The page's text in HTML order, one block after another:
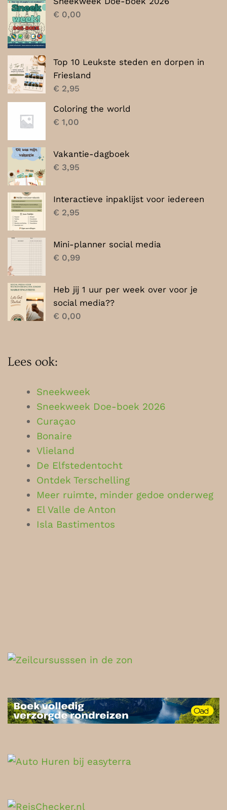
€ 7,00. € 5,00.
€ 0,00
Top 10 Leukste steden en dorpen in
Friesland
€ 2,95
Coloring the world
€ 1,00
Vakantie-dagboek
€ 3,95
Interactieve inpaklijst voor iedereen
€ 2,95
Mini-planner social media
€ 0,99
Heb jij 1 uur per week over voor je
social media??
€ 0,00
Lees ook:
Sneekweek
Sneekweek Doe-boek 2026
Curaçao
Bonaire
Vlieland
De Elfstedentocht
Ontdek Terschelling
Meer ruimte, minder gedoe onderweg
El Valle de Anton
Isla Bastimentos